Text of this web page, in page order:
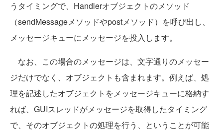
うタイミングで、Handlerオブジェクトのメソッド
（sendMessageメソッドやpostメソッド）を呼び出し、
メッセージキューにメッセージを投入します。
なお、この場合のメッセージは、文字通りのメッセー
ジだけでなく、オブジェクトも含まれます。例えば、処
理を記述したオブジェクトをメッセージキューに格納す
れば、GUIスレッドがメッセージを取得したタイミング
で、そのオブジェクトの処理を行う、ということが可能